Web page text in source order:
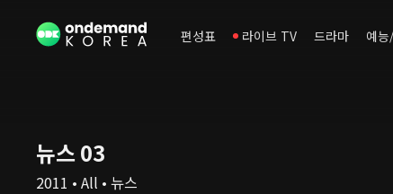
편성표 라이브 TV 드라마 예
뉴스 03
2011 • All • 뉴스